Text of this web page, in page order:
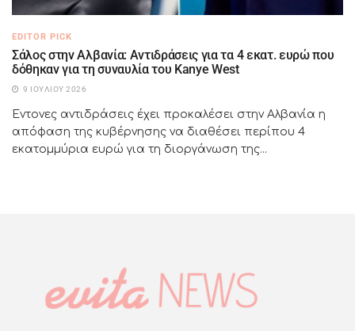
EDITOR PICK
Σάλος στην Αλβανία: Αντιδράσεις για τα 4 εκατ. ευρώ που
δόθηκαν για τη συναυλία του Kanye West
9 ΙΟΥΛΊΟΥ 2026
Έντονες αντιδράσεις έχει προκαλέσει στην Αλβανία η
απόφαση της κυβέρνησης να διαθέσει περίπου 4
εκατομμύρια ευρώ για τη διοργάνωση της...